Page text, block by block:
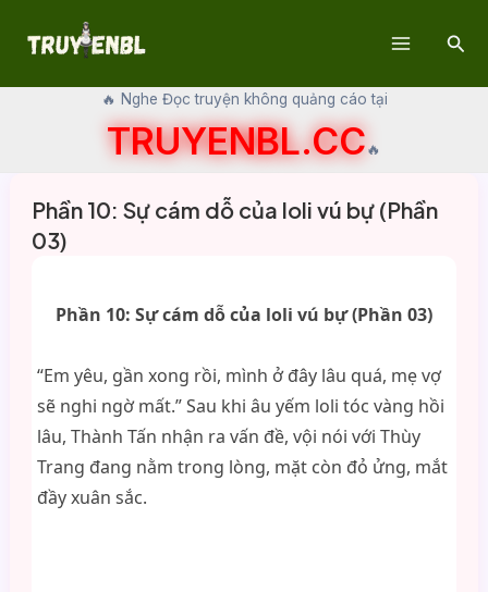
🔥 Nghe Đọc truyện không quảng cáo tại
TRUYENBL.CC🔥
Phần 10: Sự cám dỗ của loli vú bự (Phần
03)
Phần 10: Sự cám dỗ của loli vú bự (Phần 03)
“Em yêu, gần xong rồi, mình ở đây lâu quá, mẹ vợ
sẽ nghi ngờ mất.” Sau khi âu yếm loli tóc vàng hồi
lâu, Thành Tấn nhận ra vấn đề, vội nói với Thùy
Trang đang nằm trong lòng, mặt còn đỏ ửng, mắt
đầy xuân sắc.